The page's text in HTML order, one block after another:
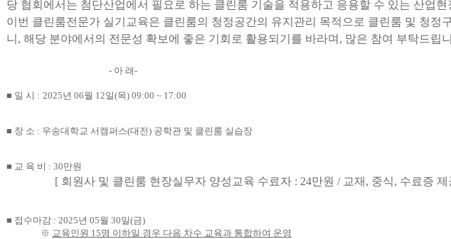
당 협회에서는 첨단산업에서 필요로 하는 클린룸 기술을 적용하고 응용할 수 있는 산업
이번 클린룸전문가 실기교육은 클린룸의 청정공간의 유지관리 목적으로 클린룸 및 청
니 , 해당 분야에서의 전문성 확보에 좋은 기회로 활용되기를 바라며 , 많은 참여 부탁드립
- 아 래-
■ 일 시 : 2025년 06월 12일(목) 09:00 ~ 17:00
■ 장 소 : 우송대학교 서캠퍼스(대전) 공학관 및 클린룸 실습장
■ 교 육 비 : 30만원
[ 회원사 및 클린룸 현장실무자 양성교육 수료자 : 24만원 / 교재 , 중식, 수료증 제
■ 접수마감 : 2025년 05월 30일(금)
※ 교육인원 15명 이하일 경우 다음 차수 교육과 통합하여 운영